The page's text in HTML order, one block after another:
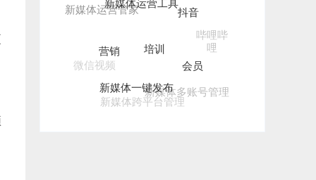
哔哩哔
哩
微信视频
新媒体多账号管理
新媒体跨平台管理
新媒体一键发布